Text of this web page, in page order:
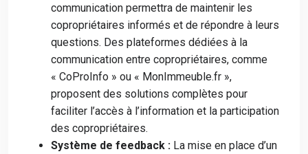
communication permettra de maintenir les
copropriétaires informés et de répondre à leurs
questions. Des plateformes dédiées à la
communication entre copropriétaires, comme
« CoProInfo » ou « MonImmeuble.fr »,
proposent des solutions complètes pour
faciliter l’accès à l’information et la participation
des copropriétaires.
Système de feedback : La mise en place d’un